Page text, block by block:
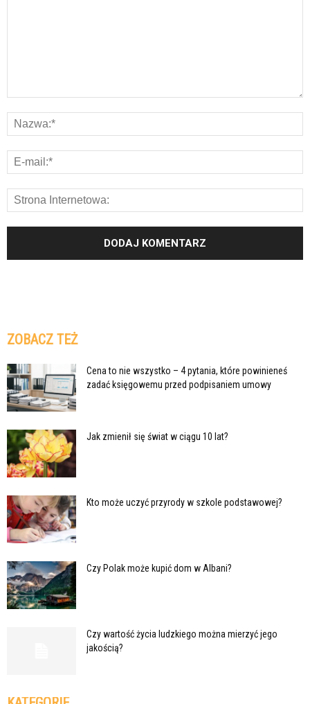
ZOBACZ TEŻ
Cena to nie wszystko – 4 pytania, które powinieneś
zadać księgowemu przed podpisaniem umowy
Jak zmienił się świat w ciągu 10 lat?
Kto może uczyć przyrody w szkole podstawowej?
Czy Polak może kupić dom w Albani?
Czy wartość życia ludzkiego można mierzyć jego
jakością?